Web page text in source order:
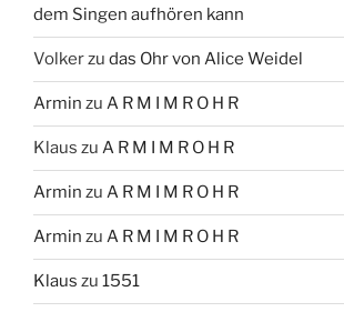
dem Singen aufhören kann
Volkerzu das Ohr von Alice Weidel
Armin zu A R M I M R O H R
Klaus zu A R M I M R O H R
Armin zu A R M I M R O H R
Armin zu A R M I M R O H R
Klaus zu 1551